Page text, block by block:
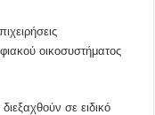
οικοσυστήματος
σε ειδικό